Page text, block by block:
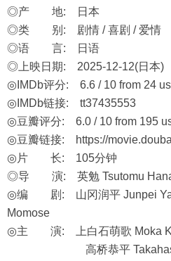
◎产 地: 日本
◎类 别: 剧情 / 喜剧 / 爱情
◎语 言: 日语
◎上映日期: 2025-12-12(日本)
◎IMDb评分: 6.6 / 10 from 24
◎IMDb链接: tt37435553
◎豆瓣评分: 6.0 / 10 from 195
◎豆瓣链接:
https://
◎片 长: 105分钟
◎导 演: 英勉 Tsutomu
◎编 剧: 山冈润平 Junpei
Momose
◎主 演: 上白石萌歌 Moka
高桥恭平 Takahashi